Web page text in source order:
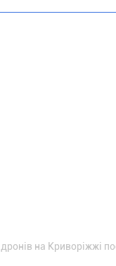
на Криворіжжі